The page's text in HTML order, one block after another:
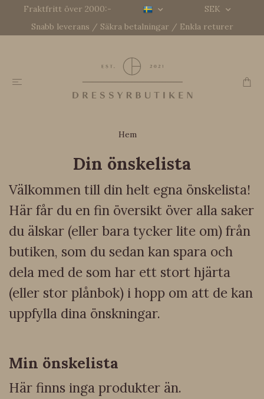
Fraktfritt över 2000:-
SEK
Snabb leverans / Säkra betalningar / Enkla returer
Hem
Din önskelista
Välkommen till din helt egna önskelista!
Här får du en fin översikt över alla saker
du älskar (eller bara tycker lite om) från
butiken, som du sedan kan spara och
dela med de som har ett stort hjärta
(eller stor plånbok) i hopp om att de kan
uppfylla dina önskningar.
Min önskelista
Här finns inga produkter än.